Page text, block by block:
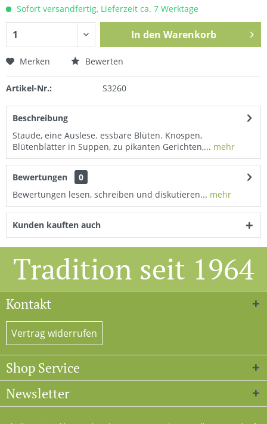
Sofort versandfertig, Lieferzeit ca. 7 Werktage
In den Warenkorb
Merken Bewerten
Artikel-Nr.: S3260
Beschreibung
Staude, eine Auslese. essbare Blüten. Knospen,
Blütenblätter in Suppen, zu pikanten Gerichten,... mehr
Bewertungen
0
Bewertungen lesen, schreiben und diskutieren... mehr
Kunden kauften auch
Tradition seit 1964
Kontakt
Vertrag widerrufen
Shop Service
Newsletter